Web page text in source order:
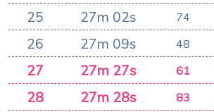
25 27m 02s 74
26 27m 09s 48
27 27m 27s 61
28 27m 28s 83